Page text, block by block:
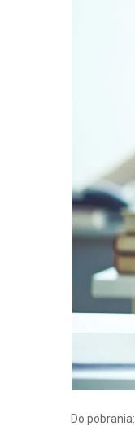
Do pobrania: